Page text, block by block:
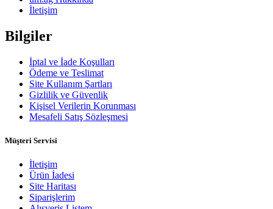
İletişim
Bilgiler
İptal ve İade Koşulları
Ödeme ve Teslimat
Site Kullanım Şartları
Gizlilik ve Güvenlik
Kişisel Verilerin Korunması
Mesafeli Satış Sözleşmesi
Müşteri Servisi
İletişim
Ürün İadesi
Site Haritası
Siparişlerim